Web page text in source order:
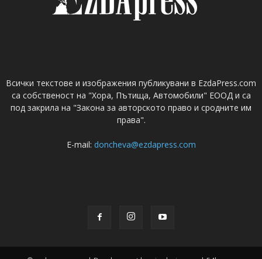
Всички текстове и изображения публикувани в EzdaPress.com
са собственост на "Хора, Пътища, Автомобили" ЕООД и са
под закрила на "Закона за авторското право и сродните им
права".
E-mail: doncheva@ezdapress.com